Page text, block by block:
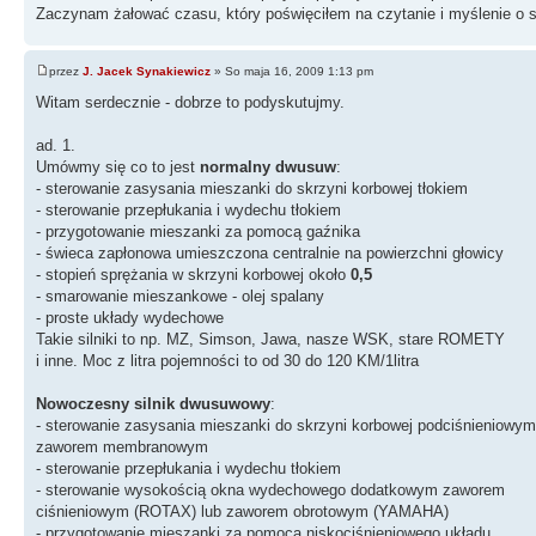
Zaczynam żałować czasu, który poświęciłem na czytanie i myślenie o
przez J. Jacek Synakiewicz » So maja 16, 2009 1:13 pm
Witam serdecznie - dobrze to podyskutujmy.
ad. 1.
Umówmy się co to jest normalny dwusuw:
- sterowanie zasysania mieszanki do skrzyni korbowej tłokiem
- sterowanie przepłukania i wydechu tłokiem
- przygotowanie mieszanki za pomocą gaźnika
- świeca zapłonowa umieszczona centralnie na powierzchni głowicy
- stopień sprężania w skrzyni korbowej około 0,5
- smarowanie mieszankowe - olej spalany
- proste układy wydechowe
Takie silniki to np. MZ, Simson, Jawa, nasze WSK, stare ROMETY
i inne. Moc z litra pojemności to od 30 do 120 KM/1litra
Nowoczesny silnik dwusuwowy:
- sterowanie zasysania mieszanki do skrzyni korbowej podciśnieniowym
zaworem membranowym
- sterowanie przepłukania i wydechu tłokiem
- sterowanie wysokością okna wydechowego dodatkowym zaworem
ciśnieniowym (ROTAX) lub zaworem obrotowym (YAMAHA)